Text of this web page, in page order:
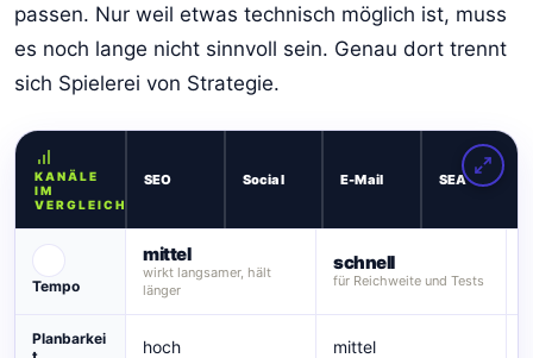
passen. Nur weil etwas technisch möglich ist, muss
es noch lange nicht sinnvoll sein. Genau dort trennt
sich Spielerei von Strategie.
KANÄLE
IM
VERGLEICH
SEO Social E-Mail SEA
Tempo
mittel
wirkt langsamer, hält
länger
schnell
für Reichweite und Tests
Planbarkei
hoch mittel